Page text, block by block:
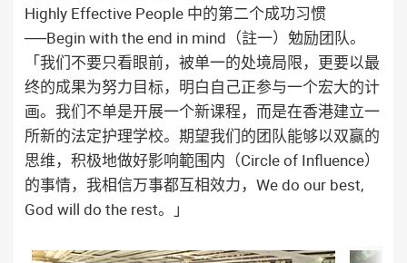
Highly Effective People 中的第二个成功习惯
──Begin with the end in mind（註一）勉励团队。
「我们不要只看眼前，被单一的处境局限，更要以最
终的成果为努力目标，明白自己正参与一个宏大的计
画。我们不单是开展一个新课程，而是在香港建立一
所新的法定护理学校。期望我们的团队能够以双赢的
思维，积极地做好影响範围内（Circle of Influence）
的事情，我相信万事都互相效力，We do our best,
God will do the rest。」